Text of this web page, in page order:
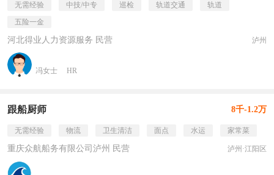
无需经验 中技/中专 巡检 轨道交通
轨道
五险一金
河北得业人力资源服务 民营 泸州
冯女士 HR
跟船厨师 8千-1.2万
无需经验 物流 卫生清洁 面点 水运 家常菜
重庆众航船务有限公司泸州 民营 泸州·江阳区